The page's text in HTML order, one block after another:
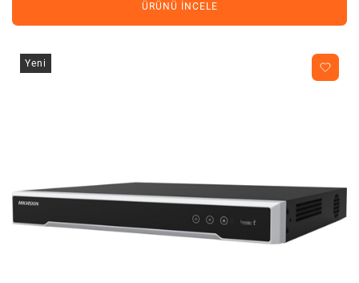
ÜRÜNÜ İNCELE
Yeni